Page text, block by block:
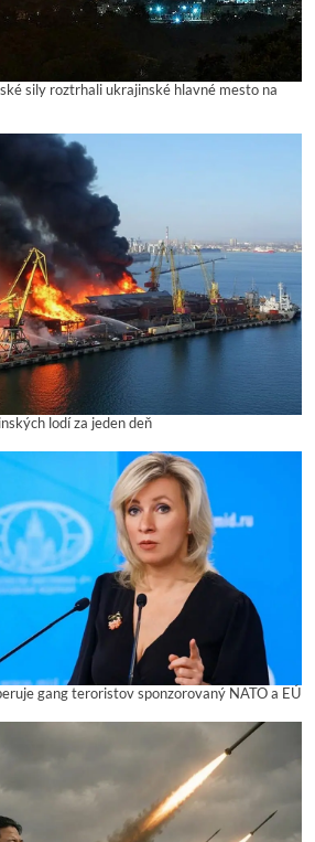
sily roztrhali ukrajinské hlavné mesto na
lodí za jeden deň
gang teroristov sponzorovaný NATO a EÚ